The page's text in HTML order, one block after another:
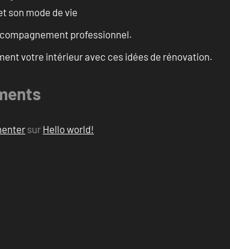
son mode de vie
professionnel.
votre intérieur avec ces idées de rénovation.
sur Hello world!